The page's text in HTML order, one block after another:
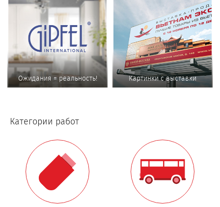
Ожидания = реальность! Картинки с выставки
Категории работ